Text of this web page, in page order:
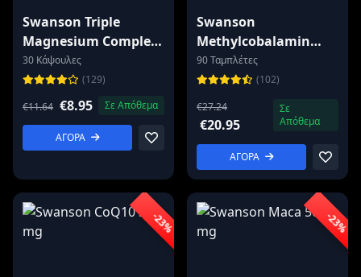
Swanson Triple
Magnesium Complex
400 mg
30 Κάψουλες
(129)
€11.64 €8.95 Σε Απόθεμα
ΑΓΟΡΑ
Swanson
Methylcobalamin
High Absorption B-12
2500mcg
90 Ταμπλέτες
(102)
€27.24
€20.95
Σε
Απόθεμα
ΑΓΟΡΑ
-23% -23%